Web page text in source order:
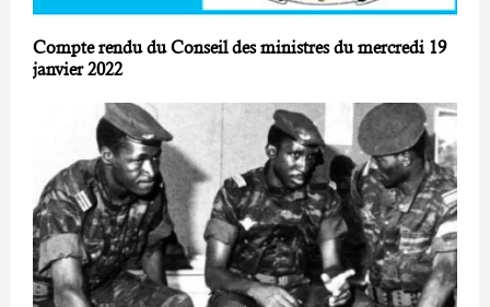
Compte rendu du Conseil des ministres du mercredi 19
janvier 2022